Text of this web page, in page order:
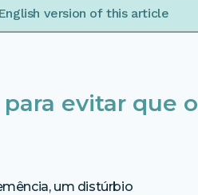
version of this article
evitar que o
um distúrbio